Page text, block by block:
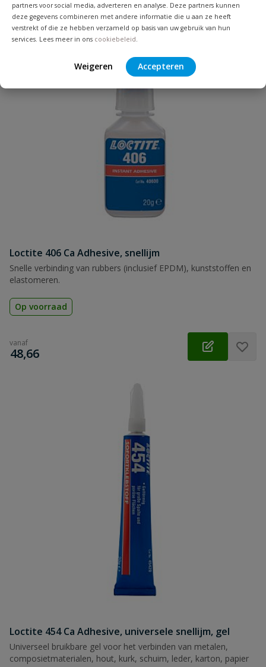
partners voor social media, adverteren en analyse. Deze partners kunnen
deze gegevens combineren met andere informatie die u aan ze heeft
verstrekt of die ze hebben verzameld op basis van uw gebruik van hun
services. Lees meer in ons cookiebeleid
Weigeren Accepteren
Loctite 406 Ca Adhesive, snellijm
Snelle verbinding van rubbers (inclusief EPDM), kunststoffen en
elastomeren.
Op voorraad
vanaf
€
48,66
Loctite 454 Ca Adhesive, universele snellijm, gel
Universeel bruikbare gel voor het verbinden van metalen,
composietmaterialen, hout, kurk, schuim, leder, karton, papier